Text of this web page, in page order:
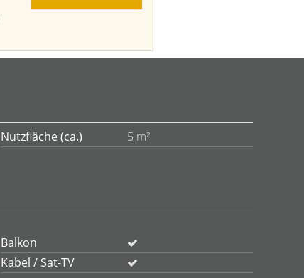
Nutzfläche (ca.)
5 m²
Balkon
Kabel / Sat-TV